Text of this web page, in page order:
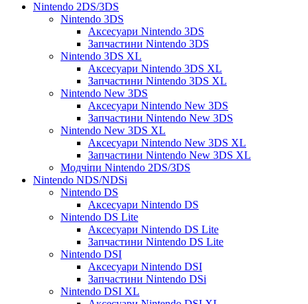
Nintendo 2DS/3DS
Nintendo 3DS
Аксесуари Nintendo 3DS
Запчастини Nintendo 3DS
Nintendo 3DS XL
Аксесуари Nintendo 3DS XL
Запчастини Nintendo 3DS XL
Nintendo New 3DS
Аксесуари Nintendo New 3DS
Запчастини Nintendo New 3DS
Nintendo New 3DS XL
Аксесуари Nintendo New 3DS XL
Запчастини Nintendo New 3DS XL
Модчіпи Nintendo 2DS/3DS
Nintendo NDS/NDSi
Nintendo DS
Аксесуари Nintendo DS
Nintendo DS Lite
Аксесуари Nintendo DS Lite
Запчастини Nintendo DS Lite
Nintendo DSI
Аксесуари Nintendo DSI
Запчастини Nintendo DSi
Nintendo DSI XL